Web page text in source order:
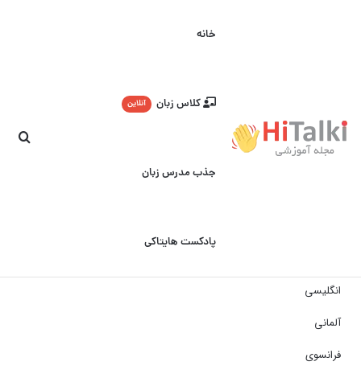
خانه
کلاس زبان آنلاین
جذب مدرس زبان
پادکست هایتاکی
انگلیسی
آلمانی
فرانسوی